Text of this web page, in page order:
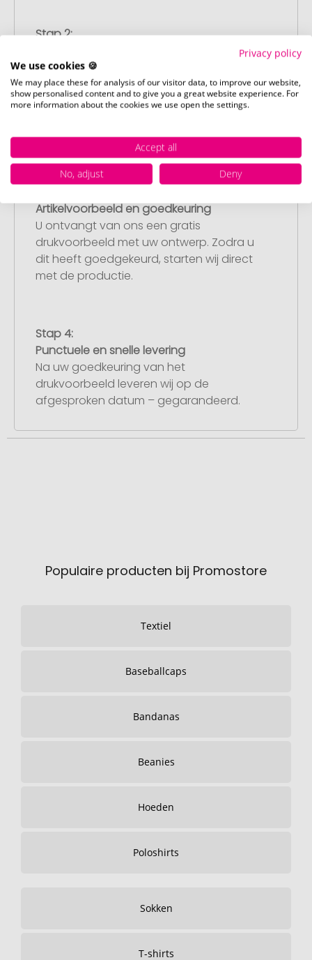
Stap 2:
Upload uw logo of ontwerp op onze
afrekenpagina (checkout) en rond uw
bestelling af. Mocht u op dit moment
hebben, dan kunt u dit later aanleveren.
Artikelvoorbeeld en goedkeuring
U ontvangt van ons een gratis
drukvoorbeeld met uw ontwerp. Zodra u
dit heeft goedgekeurd, starten wij direct
met de productie.
Stap 4:
Punctuele en snelle levering
Na uw goedkeuring van het
drukvoorbeeld leveren wij op de
afgesproken datum – gegarandeerd.
Populaire producten bij Promostore
Textiel
Baseballcaps
Bandanas
Beanies
Hoeden
Poloshirts
Sokken
T-shirts
Privacy policy
We use cookies 🍪
We may place these for analysis of our visitor data, to improve our website,
show personalised content and to give you a great website experience. For
more information about the cookies we use open the settings.
Accept all
No, adjust
Deny